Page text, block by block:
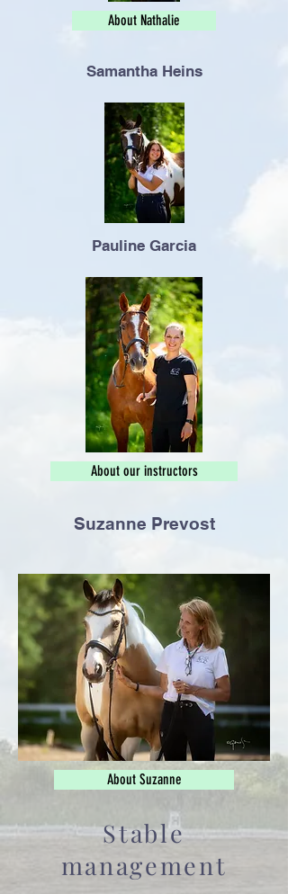
About Nathalie
Samantha Heins
Pauline Garcia
About our instructors
Suzanne Prevost
About Suzanne
Stable
management